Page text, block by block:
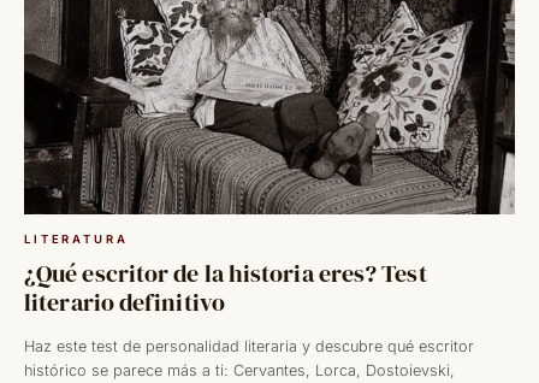
LITERATURA
¿Qué escritor de la historia eres? Test
literario definitivo
Haz este test de personalidad literaria y descubre qué escritor
histórico se parece más a ti: Cervantes, Lorca, Dostoievski,